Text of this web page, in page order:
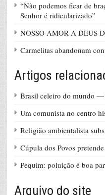
“Não podemos ficar de
Senhor é ridicularizado”
NOSSO AMOR A DEUS
Carmelitas abandonam
Artigos
Brasil celeiro do mundo
Um comunista no centro
Religião ambientalista
Cúpula dos Povos
Pequim: poluição é boa
Arquivo do site